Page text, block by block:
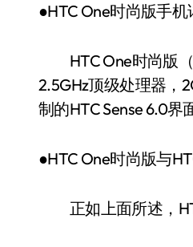
●HTC One时尚版手机
HTC One时尚版（
2.5GHz顶级处理器，
制的HTC Sense 6.0
●HTC One时尚版与
正如上面所述，